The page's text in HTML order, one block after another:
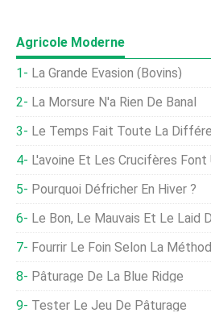
Agricole Moderne
La Grande Évasion (bovins)
La Morsure N'a Rien De Banal
Le Temps Fait Toute La
L'avoine Et Les Crucifères Font Un
Pourquoi Défricher En Hiver ?
Le Bon, Le Mauvais Et Le Laid
Fourrir Le Foin Selon La Méthode
Pâturage De La Blue Ridge
Tester Le Jeu De Pâturage